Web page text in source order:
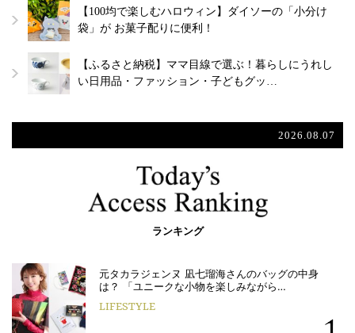
【100均で楽しむハロウィン】ダイソーの「小分け
袋」が お菓子配りに便利！
【ふるさと納税】ママ目線で選ぶ！暮らしにうれし
い日用品・ファッション・子どもグッ…
2026.08.07
ランキング
元タカラジェンヌ 凪七瑠海さんのバッグの中身
は？ 「ユニークな小物を楽しみながら…
LIFESTYLE